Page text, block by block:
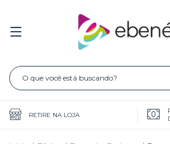
RETIRE NA LOJA